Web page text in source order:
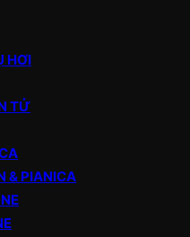
HƠI
TỬ
& PIANICA